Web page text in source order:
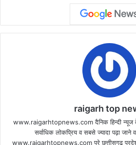
raigarh top
www.raigarhtopnews.com दैनिक हिन्दी न्यूज
सर्वाधिक लोकप्रिय व सबसे ज्यादा पढ़ा जाने
www.raigarhtopnews.com पूरे छत्तीसगढ़